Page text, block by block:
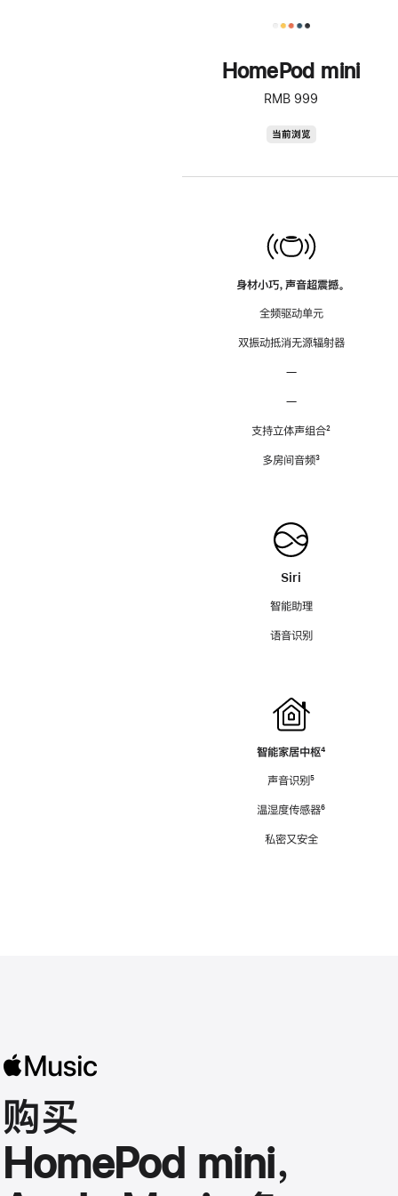
HomePod mini
RMB 999
当前浏览
身材小巧，声音超震撼。
全频驱动单元
双振动抵消无源辐射器
—
—
支持立体声组合脚
²
多房间音频脚
³
Siri
智能助理
语音识别
智能家居中枢脚
⁴
声音识别脚
⁵
温湿度传感器脚
⁶
私密又安全
购买
HomePod mini，